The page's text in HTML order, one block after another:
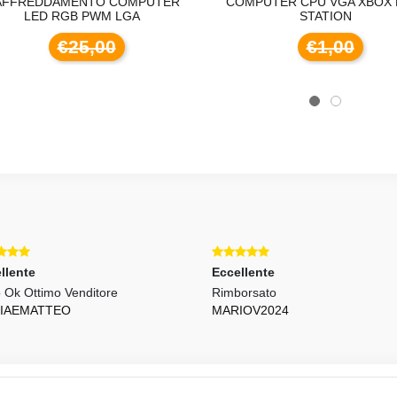
LED RGB PWM LGA
€25,00
STATION
€1,00
Ok Ottimo Venditore
Eccellente
Rimborsato
MARIOV2024